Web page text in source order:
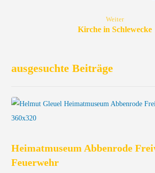
Weiter
Kirche in Schlewecke
ausgesuchte Beiträge
Heimatmuseum Abbenrode
Feuerwehr